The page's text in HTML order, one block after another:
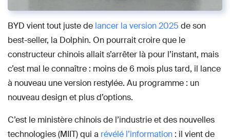
BYD vient tout juste de lancer la version 2025 de son
best-seller, la Dolphin. On pourrait croire que le
constructeur chinois allait s’arrêter là pour l’instant, mais
c’est mal le connaître : moins de 6 mois plus tard, il lance
à nouveau une version restylée. Au programme : un
nouveau design et plus d’options.
C’est le ministère chinois de l’industrie et des nouvelles
technologies (MIIT) qui a révélé l’information : il vient de